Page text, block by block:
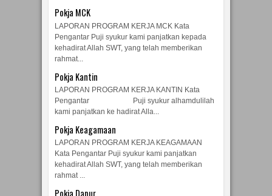
Pokja MCK
LAPORAN PROGRAM KERJA MCK Kata
Pengantar Puji syukur kami panjatkan kepada
kehadirat Allah SWT, yang telah memberikan
rahmat...
Pokja Kantin
LAPORAN PROGRAM KERJA KANTIN Kata
Pengantar Puji syukur alhamdulilah
kami panjatkan ke hadirat Alla...
Pokja Keagamaan
LAPORAN PROGRAM KERJA KEAGAMAAN
Kata Pengantar Puji syukur kami panjatkan
kehadirat Allah SWT, yang telah memberikan
rahmat ...